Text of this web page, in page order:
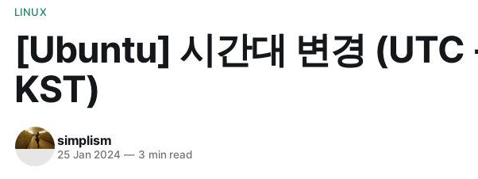
LINUX
[Ubuntu] 시간대 변경 (UTC
KST)
simplism
25 Jan 2024 —3 min read